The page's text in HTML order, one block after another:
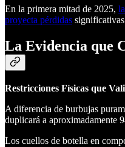
En la primera mitad de 2025,
proyecta pérdidas
La Evidencia que
Restricciones Físicas que
A diferencia de burbujas
duplicará a aproximadamente
Los cuellos de botella en